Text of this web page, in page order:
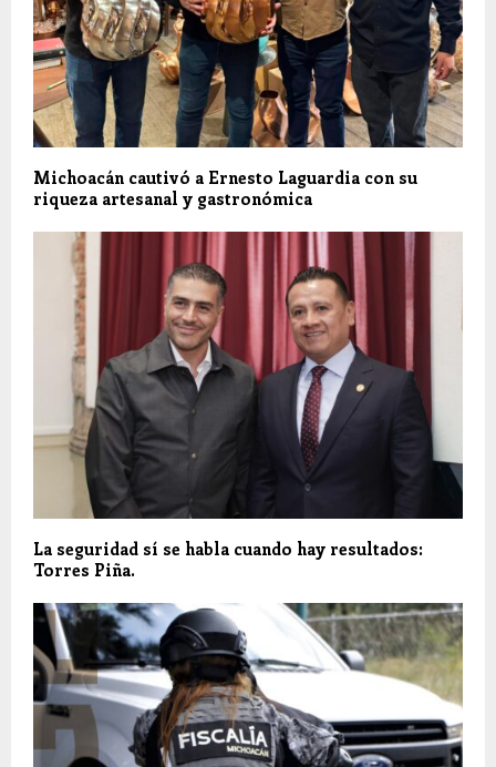
Michoacán cautivó a Ernesto Laguardia con su
riqueza artesanal y gastronómica
La seguridad sí se habla cuando hay resultados:
Torres Piña.